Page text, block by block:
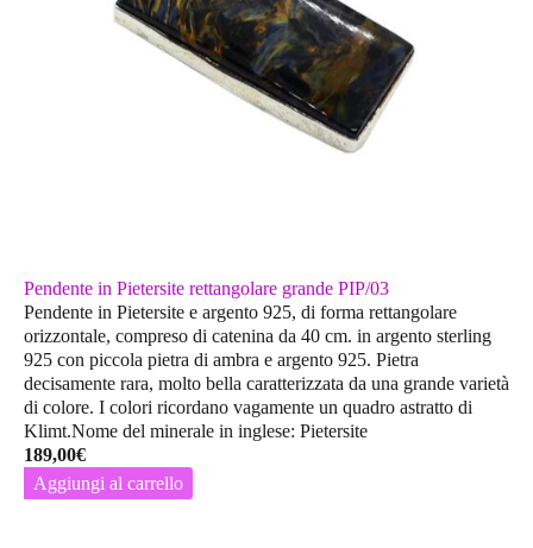
Pendente in Pietersite rettangolare grande PIP/03
Pendente in Pietersite e argento 925, di forma rettangolare
orizzontale, compreso di catenina da 40 cm. in argento sterling
925 con piccola pietra di ambra e argento 925. Pietra
decisamente rara, molto bella caratterizzata da una grande varietà
di colore. I colori ricordano vagamente un quadro astratto di
Klimt.Nome del minerale in inglese: Pietersite
189,00€
Aggiungi al carrello